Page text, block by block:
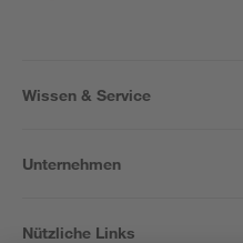
Wissen & Service
Unternehmen
Nützliche Links